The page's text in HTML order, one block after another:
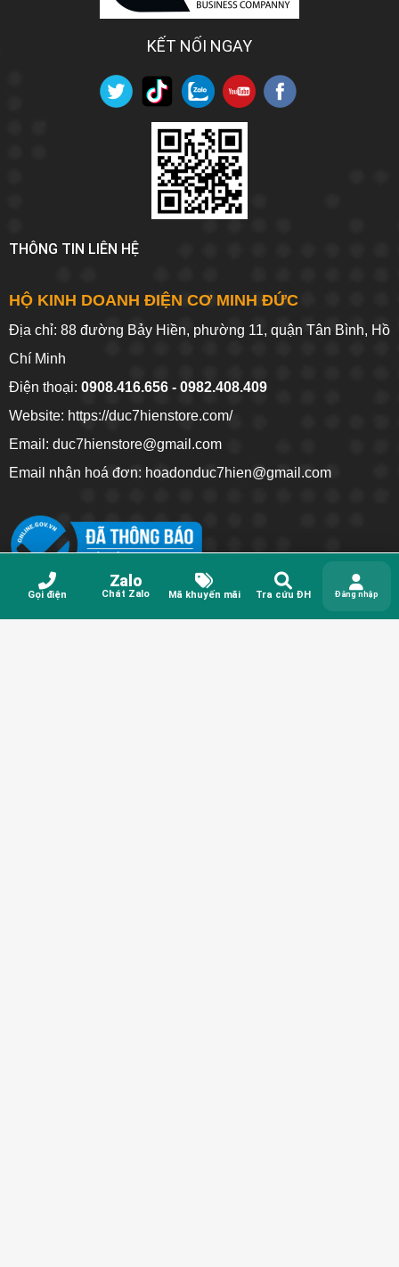
KẾT NỐI NGAY
THÔNG TIN LIÊN HỆ
HỘ KINH DOANH ĐIỆN CƠ MINH ĐỨC
Địa chỉ: 88 đường Bảy Hiền, phường 11, quận Tân Bình, Hồ
Chí Minh
Điện thoại: 0908.416.656 - 0982.408.409
Website: https://duc7hienstore.com/
Email: duc7hienstore@gmail.com
Email nhận hoá đơn: hoadonduc7hien@gmail.com
Gọi điện
Zalo
Chát Zalo Mã khuyến mãi Tra cứu ĐH Đăng nhập